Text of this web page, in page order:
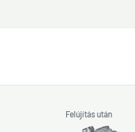
Felújítás után